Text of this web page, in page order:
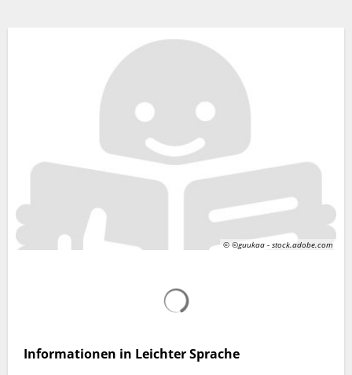
© ©guukaa - stock.adobe.com
Informationen in Leichter Sprache